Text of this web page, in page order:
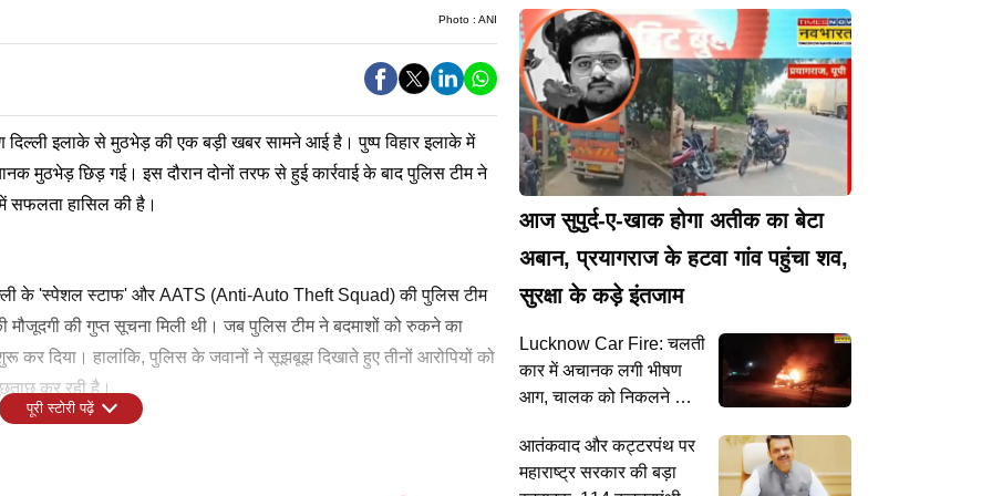
Photo : ANI
दिल्ली इलाके से मुठभेड़ की एक बड़ी खबर सामने आई है। पुष्प विहार इलाके में
मुठभेड़ छिड़ गई। इस दौरान दोनों तरफ से हुई कार्रवाई के बाद पुलिस टीम ने
में सफलता हासिल की है।
दिल्ली के 'स्पेशल स्टाफ' और AATS (Anti-Auto Theft Squad) की पुलिस टीम
की गुप्त सूचना मिली थी। जब पुलिस टीम ने बदमाशों को रुकने का
कर दिया। हालांकि, पुलिस के जवानों ने सूझबूझ दिखाते हुए तीनों आरोपियों को
कर रही है।
पूरी स्टोरी पढ़ें
आज सुपुर्द-ए-खाक होगा अतीक का बेटा
अबान, प्रयागराज के हटवा गांव पहुंचा शव,
सुरक्षा के कड़े इंतजाम
Lucknow Car Fire: चलती
कार में अचानक लगी भीषण
आग, चालक को निकलने का
मौत
आतंकवाद और कट्टरपंथ पर
महाराष्ट्र सरकार की बड़ा